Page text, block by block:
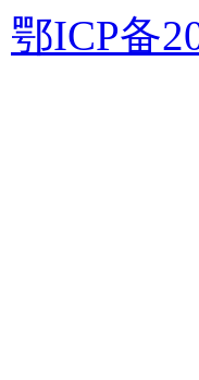
鄂ICP备